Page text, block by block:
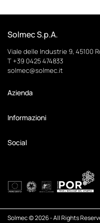
Solmec S.p.A.
Viale delle Industrie 9, 45100
T+39 0425 474833
solmec@solmec.it
Azienda
Informazioni
Social
Solmec © 2026 - All Rights